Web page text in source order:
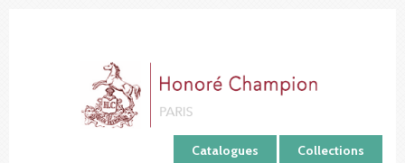
Catalogues Collections